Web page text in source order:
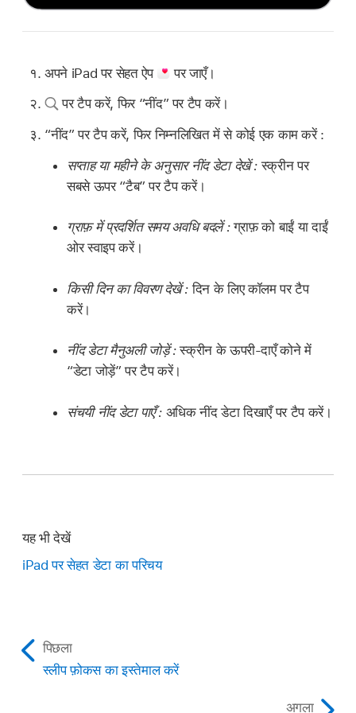
अपने iPad पर सेहत ऐप
पर जाएँ।
पर टैप करें, फिर “नींद” पर टैप करें।
“नींद” पर टैप करें, फिर निम्नलिखित में से कोई एक काम करें :
सप्ताह या महीने के अनुसार नींद डेटा देखें :स्क्रीन पर
सबसे ऊपर “टैब” पर टैप करें।
ग्राफ़ में प्रदर्शित समय अवधि बदलें :ग्राफ़ को बाईं या दाईं
ओर स्वाइप करें।
किसी दिन का विवरण देखें :दिन के लिए कॉलम पर टैप
करें।
नींद डेटा मैनुअली जोड़ें :स्क्रीन के ऊपरी-दाएँ कोने में
“डेटा जोड़ें” पर टैप करें।
संचयी नींद डेटा पाएँ : अधिक नींद डेटा दिखाएँ पर टैप करें।
यह भी देखें
iPad पर सेहत डेटा का परिचय
पिछला
स्लीप फ़ोकस का इस्तेमाल करें
अगला